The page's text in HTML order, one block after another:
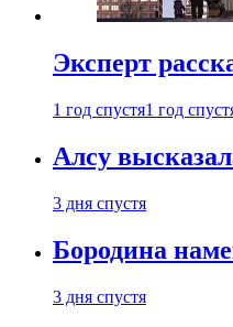
Эксперт
1 год спустя1 год
Алсу
3 дня спустя
Бородина
3 дня спустя